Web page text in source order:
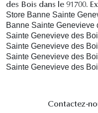
des Bois dans le 91700.
Store Banne Sainte
Banne Sainte
Sainte Genevieve des
Sainte Genevieve des
Sainte Genevieve des
Sainte Genevieve des
Contactez-